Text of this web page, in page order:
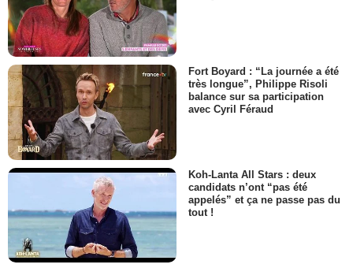
Fort Boyard : “La journée a été
très longue”, Philippe Risoli
balance sur sa participation
avec Cyril Féraud
Koh-Lanta All Stars : deux
candidats n’ont “pas été
appelés” et ça ne passe pas du
tout !